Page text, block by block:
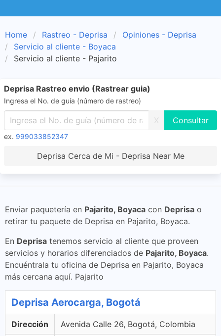
Home Rastreo - Deprisa
Opiniones - Deprisa
Servicio al cliente - Boyaca
Servicio al cliente - Pajarito
Deprisa Rastreo envio (Rastrear guia)
Ingresa el No. de guía (número de rastreo)
X
ex. 999033852347
Deprisa Cerca de Mi - Deprisa Near Me
Enviar paquetería en Pajarito, Boyaca con Deprisa o
retirar tu paquete de Deprisa en Pajarito, Boyaca.
En Deprisa tenemos servicio al cliente que proveen
servicios y horarios diferenciados de Pajarito, Boyaca.
Encuéntrala tu oficina de Deprisa en Pajarito, Boyaca
más cercana aquí. Pajarito
Deprisa Aerocarga, Bogotá
Dirección Avenida Calle 26, Bogotá, Colombia